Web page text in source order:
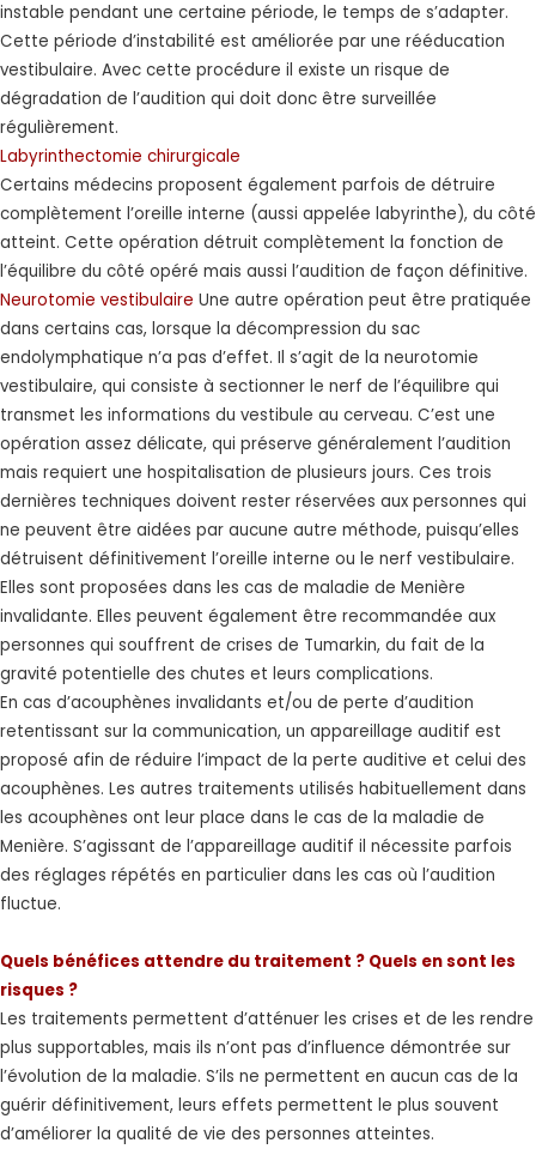
instable pendant une certaine période, le temps de s’adapter.
Cette période d’instabilité est améliorée par une rééducation
vestibulaire. Avec cette procédure il existe un risque de
dégradation de l’audition qui doit donc être surveillée
régulièrement.
Labyrinthectomie chirurgicale
Certains médecins proposent également parfois de détruire
complètement l’oreille interne (aussi appelée labyrinthe), du côté
atteint. Cette opération détruit complètement la fonction de
l’équilibre du côté opéré mais aussi l’audition de façon définitive.
Neurotomie vestibulaire Une autre opération peut être pratiquée
dans certains cas, lorsque la décompression du sac
endolymphatique n’a pas d’effet. Il s’agit de la neurotomie
vestibulaire, qui consiste à sectionner le nerf de l’équilibre qui
transmet les informations du vestibule au cerveau. C’est une
opération assez délicate, qui préserve généralement l’audition
mais requiert une hospitalisation de plusieurs jours. Ces trois
dernières techniques doivent rester réservées aux personnes qui
ne peuvent être aidées par aucune autre méthode, puisqu’elles
détruisent définitivement l’oreille interne ou le nerf vestibulaire.
Elles sont proposées dans les cas de maladie de Menière
invalidante. Elles peuvent également être recommandée aux
personnes qui souffrent de crises de Tumarkin, du fait de la
gravité potentielle des chutes et leurs complications.
En cas d’acouphènes invalidants et/ou de perte d’audition
retentissant sur la communication, un appareillage auditif est
proposé afin de réduire l’impact de la perte auditive et celui des
acouphènes. Les autres traitements utilisés habituellement dans
les acouphènes ont leur place dans le cas de la maladie de
Menière. S’agissant de l’appareillage auditif il nécessite parfois
des réglages répétés en particulier dans les cas où l’audition
fluctue.
Quels bénéfices attendre du traitement ? Quels en sont les
risques ?
Les traitements permettent d’atténuer les crises et de les rendre
plus supportables, mais ils n’ont pas d’influence démontrée sur
l’évolution de la maladie. S’ils ne permettent en aucun cas de la
guérir définitivement, leurs effets permettent le plus souvent
d’améliorer la qualité de vie des personnes atteintes.